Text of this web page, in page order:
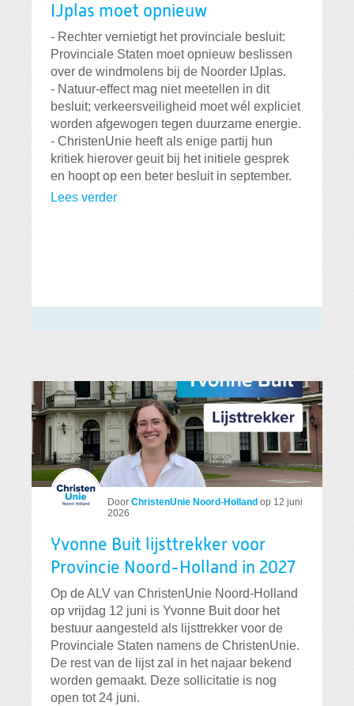
IJplas moet opnieuw
- Rechter vernietigt het provinciale besluit:
Provinciale Staten moet opnieuw beslissen
over de windmolens bij de Noorder IJplas.
- Natuur-effect mag niet meetellen in dit
besluit; verkeersveiligheid moet wél expliciet
worden afgewogen tegen duurzame energie.
- ChristenUnie heeft als enige partij hun
kritiek hierover geuit bij het initiele gesprek
en hoopt op een beter besluit in september.
Lees verder
Door ChristenUnie Noord-Holland op 12 juni
2026
Yvonne Buit lijsttrekker voor
Provincie Noord-Holland in 2027
Op de ALV van ChristenUnie Noord-Holland
op vrijdag 12 juni is Yvonne Buit door het
bestuur aangesteld als lijsttrekker voor de
Provinciale Staten namens de ChristenUnie.
De rest van de lijst zal in het najaar bekend
worden gemaakt. Deze sollicitatie is nog
open tot 24 juni.